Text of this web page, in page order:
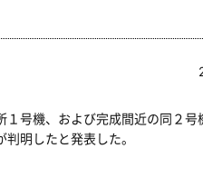
号機、および完成間近の同２号
明したと発表した。